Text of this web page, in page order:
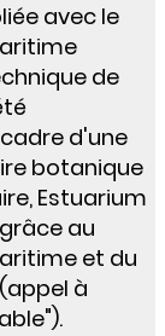
avec le
de
d'une
botanique
Estuarium
au
et du
à